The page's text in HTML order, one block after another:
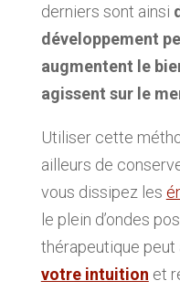
derniers sont ainsi
développement
augmentent le
agissent sur le
Utiliser cette
ailleurs de
vous dissipez les
le plein d’ondes
thérapeutique peut
votre intuition et